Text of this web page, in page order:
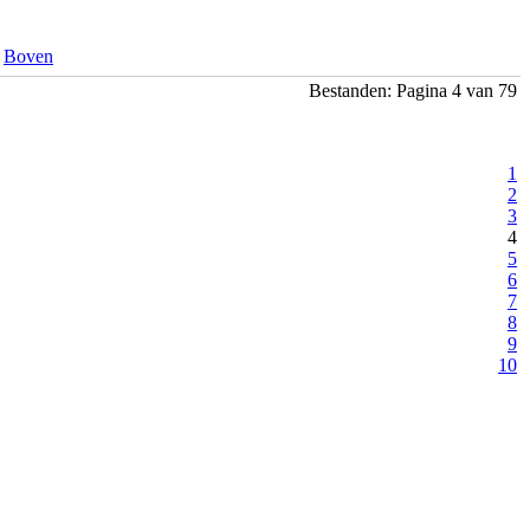
Boven
Bestanden: Pagina 4 van 79
1
2
3
4
5
6
7
8
9
10